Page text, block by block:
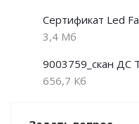
Сертификат Led
3,4 Мб
9003759_скан ДС
656,7 Кб